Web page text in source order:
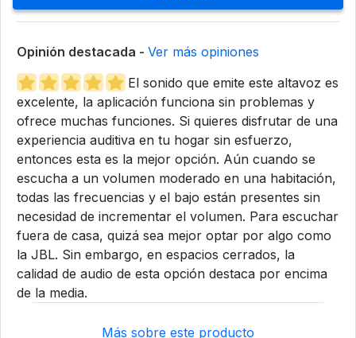
Opinión destacada - Ver más opiniones
El sonido que emite este altavoz es
excelente, la aplicación funciona sin problemas y
ofrece muchas funciones. Si quieres disfrutar de una
experiencia auditiva en tu hogar sin esfuerzo,
entonces esta es la mejor opción. Aún cuando se
escucha a un volumen moderado en una habitación,
todas las frecuencias y el bajo están presentes sin
necesidad de incrementar el volumen. Para escuchar
fuera de casa, quizá sea mejor optar por algo como
la JBL. Sin embargo, en espacios cerrados, la
calidad de audio de esta opción destaca por encima
de la media.
Más sobre este producto